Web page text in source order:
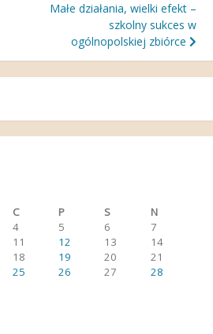
Małe działania, wielki efekt –
szkolny sukces w
ogólnopolskiej zbiórce
C P S
N
4 5 6
7
11 12 13
14
18 19 20
21
25 26 27
28